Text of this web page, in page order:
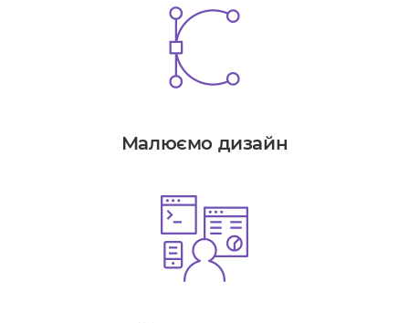
Малюємо дизайн